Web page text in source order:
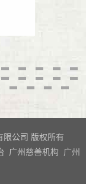
消
扩
公司 版权所有
广州慈善机构
广州